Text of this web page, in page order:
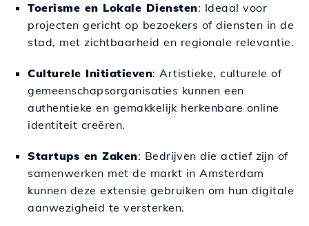
Toerisme en Lokale Diensten: Ideaal voor
projecten gericht op bezoekers of diensten in de
stad, met zichtbaarheid en regionale relevantie.
Culturele Initiatieven: Artistieke, culturele of
gemeenschapsorganisaties kunnen een
authentieke en gemakkelijk herkenbare online
identiteit creëren.
Startups en Zaken: Bedrijven die actief zijn of
samenwerken met de markt in Amsterdam
kunnen deze extensie gebruiken om hun digitale
aanwezigheid te versterken.